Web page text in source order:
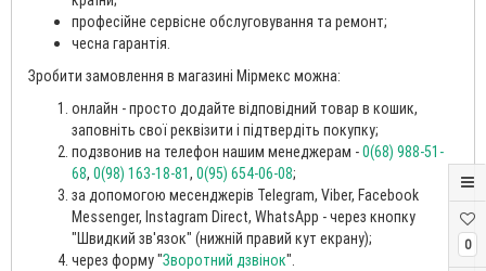
0
професійне сервісне обслуговування та ремонт;
чесна гарантія.
Зробити замовлення в магазині Мірмекс можна:
онлайн - просто додайте відповідний товар в кошик,
заповніть свої реквізити і підтвердіть покупку;
подзвонив на телефон нашим менеджерам -0(68) 988-51-
68, 0(98) 163-18-81, 0(95) 654-06-08;
за допомогою месенджерів Telegram, Viber, Facebook
Messenger, Instagram Direct, WhatsApp - через кнопку
"Швидкий зв'язок" (нижній правий кут екрану);
через форму "Зворотний дзвінок".